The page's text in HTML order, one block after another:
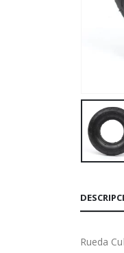
Rueda